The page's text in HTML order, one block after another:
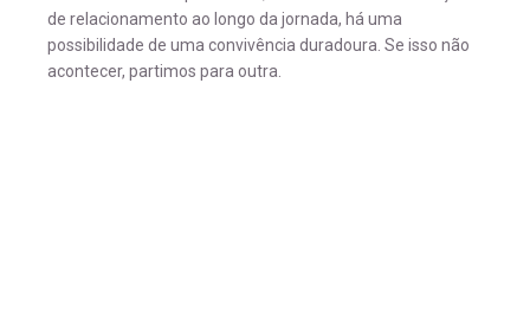
de relacionamento ao longo da jornada, há uma
possibilidade de uma convivência duradoura. Se isso não
acontecer, partimos para outra.